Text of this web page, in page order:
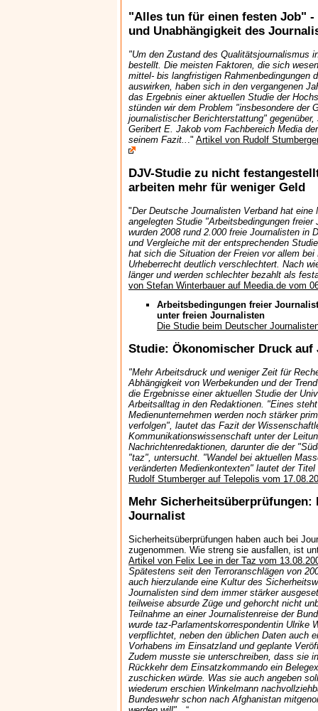
"Alles tun für einen festen Job"
und Unabhängigkeit des
"Um den Zustand des Qualitätsjournalismus
bestellt. Die meisten Faktoren, die sich
mittel- bis langfristigen Rahmenbedingungen
auswirken, haben sich in den vergangenen
das Ergebnis einer aktuellen Studie der
stünden wir dem Problem "insbesondere der
journalistischer Berichterstattung"
Geribert E. Jakob vom Fachbereich Media
seinem Fazit.. ." Artikel von Rudolf
DJV-Studie zu nicht
arbeiten mehr für weniger Geld
"Der Deutsche Journalisten Verband hat eine
angelegten Studie "Arbeitsbedingungen
wurden 2008 rund 2.000 freie Journalisten in
und Vergleiche mit der entsprechenden
hat sich die Situation der Freien vor allem
Urheberrecht deutlich verschlechtert. Nach
länger und werden schlechter bezahlt als
von Stefan Winterbauer auf Meedia.de vom
Arbeitsbedingungen freier
unter freien Journalisten
Die Studie beim Deutscher
Studie: Ökonomischer Druck
"Mehr Arbeitsdruck und weniger Zeit für
Abhängigkeit von Werbekunden und der
die Ergebnisse einer aktuellen Studie der
Arbeitsalltag in den Redaktionen. "Eines
Medienunternehmen werden noch stärker
verfolgen", lautet das Fazit der
Kommunikationswissenschaft unter der
Nachrichtenredaktionen, darunter die der
"taz", untersucht. "Wandel bei aktuellen
veränderten Medienkontexten" lautet der
Rudolf Stumberger auf Telepolis vom
Mehr Sicherheitsüberprüfungen:
Journalist
Sicherheitsüberprüfungen haben auch bei
zugenommen. Wie streng sie ausfallen, ist
Artikel von Felix Lee in der Taz vom
Spätestens seit den Terroranschlägen von
auch hierzulande eine Kultur des
Journalisten sind dem immer stärker
teilweise absurde Züge und gehorcht nicht
Teilnahme an einer Journalistenreise der
wurde taz-Parlamentskorrespondentin Ulrike
verpflichtet, neben den üblichen Daten auch
Vorhabens im Einsatzland und geplante
Zudem musste sie unterschreiben, dass sie
Rückkehr dem Einsatzkommando ein
zuschicken würde. Was sie auch angeben
wiederum erschien Winkelmann
Bundeswehr schon nach Afghanistan